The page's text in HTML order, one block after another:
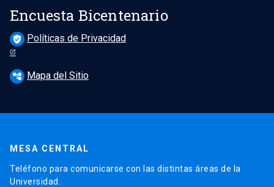
Encuesta Bicentenario
verified_user Políticas de Privacidad
account_tree Mapa del Sitio
MESA CENTRAL
Teléfono para comunicarse con las distintas áreas de la
Universidad.